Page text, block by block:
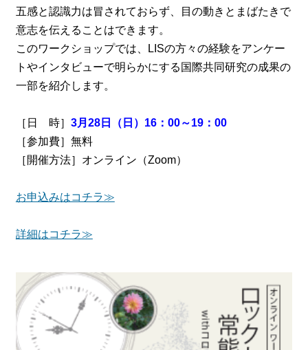
五感と認識力は冒されておらず、目の動きとまばたきで
意志を伝えることはできます。
このワークショップでは、LISの方々の経験をアンケー
トやインタビューで明らかにする国際共同研究の成果の
一部を紹介します。
［日 時］ 3月28日（日）16：00～19：00
［参加費］無料
［開催方法］オンライン（Zoom）
お申込みはコチラ≫
詳細はコチラ≫